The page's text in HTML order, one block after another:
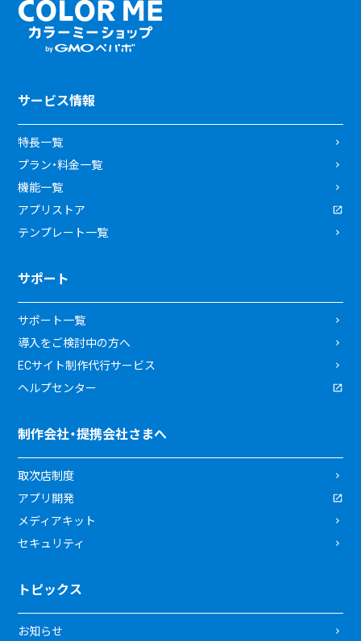
サービス情報
特長一覧
プラン・料金一覧
機能一覧
アプリストア
テンプレート一覧
サポート
サポート一覧
導入をご検討中の方へ
ECサイト制作代行サービス
ヘルプセンター
制作会社・提携会社さまへ
取次店制度
アプリ開発
メディアキット
セキュリティ
トピックス
お知らせ